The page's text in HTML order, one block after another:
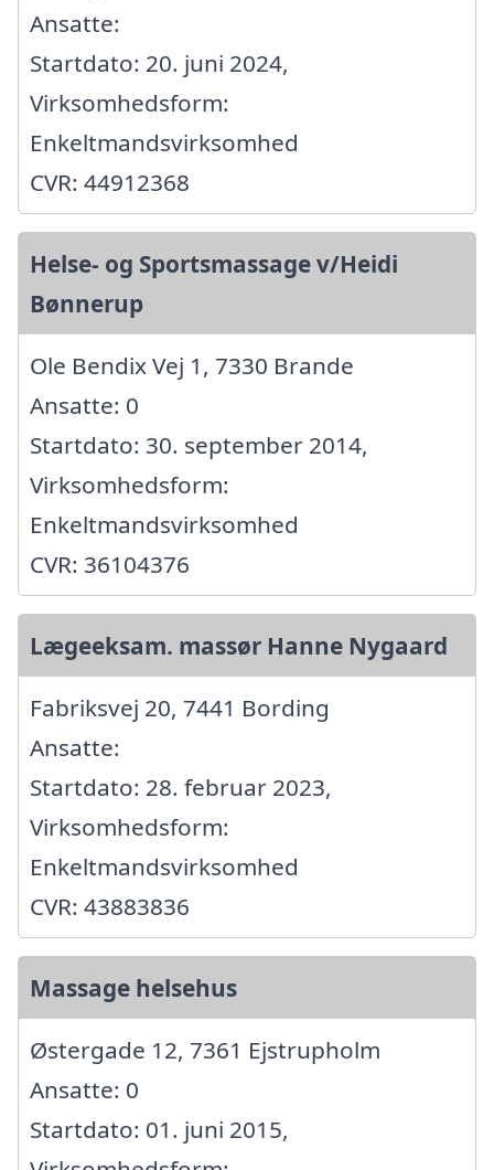
Ansatte:
Startdato: 20. juni 2024,
Virksomhedsform:
Enkeltmandsvirksomhed
CVR: 44912368
Helse- og Sportsmassage v/Heidi
Bønnerup
Ole Bendix Vej 1, 7330 Brande
Ansatte: 0
Startdato: 30. september 2014,
Virksomhedsform:
Enkeltmandsvirksomhed
CVR: 36104376
Lægeeksam. massør Hanne Nygaard
Fabriksvej 20, 7441 Bording
Ansatte:
Startdato: 28. februar 2023,
Virksomhedsform:
Enkeltmandsvirksomhed
CVR: 43883836
Massage helsehus
Østergade 12, 7361 Ejstrupholm
Ansatte: 0
Startdato: 01. juni 2015,